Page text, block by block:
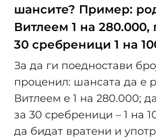
шансите? Пример:
Витлеем 1 на 280.000,
30 сребреници 1 на
За да ги поедностави
проценил: шансата да е
Витлеем е 1 на 280.000;
за 30 сребреници – 1 на
да бидат вратени и